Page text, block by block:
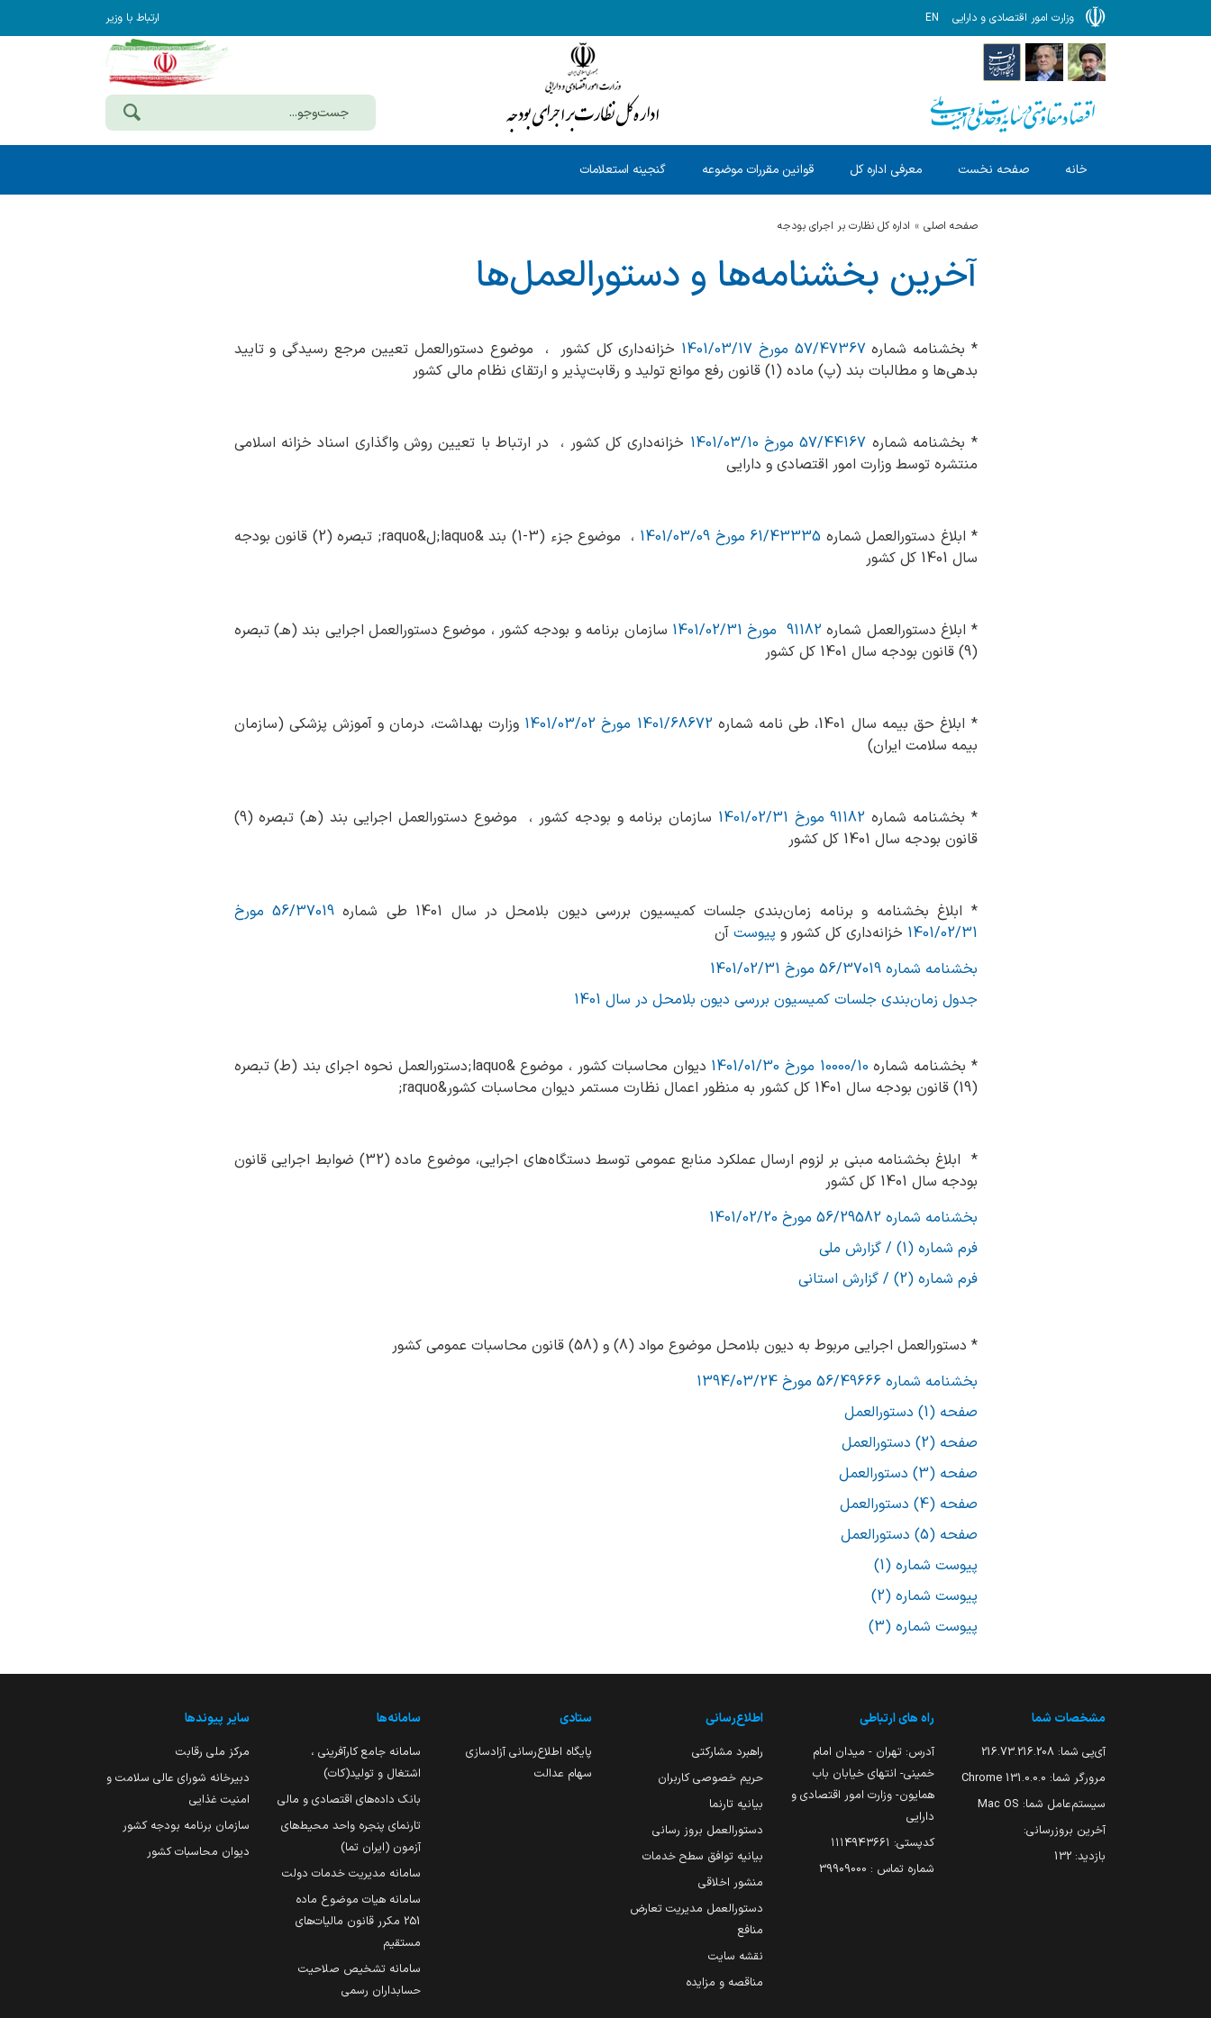
وزارت امور اقتصادی و دارایی EN ارتباط با وزیر
خانه صفحه نخست معرفی اداره کل قوانین مقررات موضوعه گنجینه استعلامات
صفحه اصلی اداره كل نظارت بر اجراي بودجه
آخرین بخشنامه‌ها و دستورالعمل‌ها
* بخشنامه شماره57/47367 مورخ 1401/03/17
خزانه‌داری کل کشور ، موضوع دستورالعمل تعیین مرجع رسیدگی و تایید
بدهی‌ها و مطالبات بند (پ) ماده (1) قانون رفع موانع تولید و رقابت‌پذیر و ارتقای نظام مالی کشور
* بخشنامه شماره 57/44167 مورخ 1401/03/10
خزانه‌داری کل کشور ، در ارتباط با تعیین روش واگذاری اسناد خزانه اسلامی
منتشره توسط وزارت امور اقتصادی و دارایی
* ابلاغ دستورالعمل شماره 61/43335 مورخ 1401/03/09
، موضوع جزء (3-1) بند &laquo;ل&raquo; تبصره (2) قانون بودجه
سال 1401 کل کشور
* ابلاغ دستورالعمل شماره 91182 مورخ 1401/02/31
سازمان برنامه و بودجه کشور ، موضوع دستورالعمل اجرایی بند (هـ) تبصره
(9) قانون بودجه سال 1401 کل کشور
* ابلاغ حق بیمه سال 1401، طی نامه شماره 1401/68672 مورخ 1401/03/02
وزارت بهداشت، درمان و آموزش پزشکی (سازمان
بیمه سلامت ایران)
* بخشنامه شماره 91182 مورخ 1401/02/31
سازمان برنامه و بودجه کشور ، موضوع دستورالعمل اجرایی بند (هـ) تبصره (9)
قانون بودجه سال 1401 کل کشور
* ابلاغ بخشنامه و برنامه زمان‌بندی جلسات کمیسیون بررسی دیون بلامحل در سال 1401 طی شماره
56/37019 مورخ
1401/02/31 خزانه‌داری کل کشور و پیوستآن
بخشنامه شماره 56/37019 مورخ 1401/02/31
جدول زمان‌بندی جلسات کمیسیون بررسی دیون بلامحل در سال 1401
* بخشنامه شماره 10000/10 مورخ 1401/01/30
دیوان محاسبات کشور ، موضوع &laquo;دستورالعمل نحوه اجرای بند (ط) تبصره
(19) قانون بودجه سال 1401 کل کشور به منظور اعمال نظارت مستمر دیوان محاسبات کشور&raquo;
* ابلاغ بخشنامه مبنی بر لزوم ارسال عملکرد منابع عمومی توسط دستگاه‌های اجرایی، موضوع ماده (32) ضوابط اجرایی قانون
بودجه سال 1401 کل کشور
بخشنامه شماره 56/29582 مورخ 1401/02/20
فرم شماره (1) / گزارش ملی
فرم شماره (2) / گزارش استانی
* دستورالعمل اجرایی مربوط به دیون بلامحل موضوع مواد (8) و (58) قانون محاسبات عمومی کشور
بخشنامه شماره 56/49666 مورخ 1394/03/24
صفحه (1) دستورالعمل
صفحه (2) دستورالعمل
صفحه (3) دستورالعمل
صفحه (4) دستورالعمل
صفحه (5) دستورالعمل
پیوست شماره (1)
پیوست شماره (2)
پیوست شماره (3)
مشخصات شما
آی‌پی شما: 216.73.216.208
مرورگر شما: 131.0.0.0 Chrome
سیستم‌عامل شما: Mac OS
آخرین بروزرسانی:
بازدید: 132
راه های ارتباطی
آدرس: تهران - میدان امام
خمینی- انتهای خیابان باب
همایون- وزارت امور اقتصادی و
دارایی
کدپستی: ۱۱۱۴۹۴۳۶۶۱
شماره تماس : 39909000
اطلاع‌رسانی
راهبرد مشارکتی
حریم خصوصی کاربران
بیانیه تارنما
دستورالعمل بروز رسانی
بیانیه توافق سطح خدمات
منشور اخلاقی
دستورالعمل مدیریت تعارض
منافع
نقشه سایت
مناقصه و مزایده
ستادی
پایگاه اطلاع‌رسانی آزادسازی
سهام عدالت
سامانه‌ها
سامانه جامع کارآفرینی ،
اشتغال و تولید(کات)
بانک داده‌های اقتصادی و مالی
تارنمای پنجره واحد محیط‌های
آزمون (ایران تما)
سامانه مدیریت خدمات دولت
سامانه هیات موضوع ماده
251 مکرر قانون مالیات‌های
مستقیم
سامانه تشخیص صلاحیت
حسابداران رسمی
سایر پیوندها
مرکز ملی رقابت
دبیرخانه شورای عالی سلامت و
امنیت غذایی
سازمان برنامه بودجه کشور
دیوان محاسبات کشور